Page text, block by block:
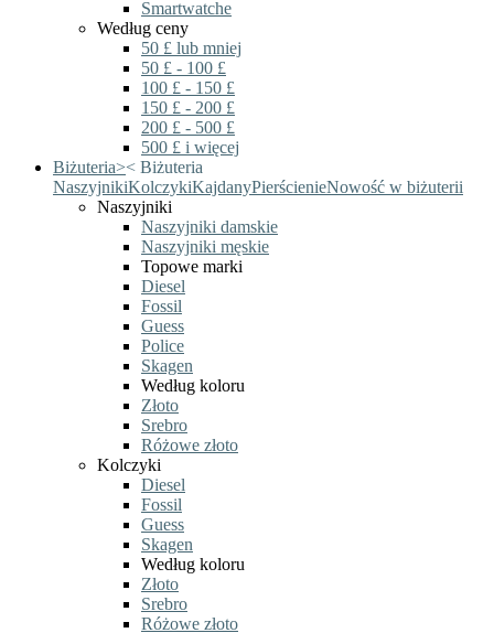
Smartwatche
Według ceny
50 £ lub mniej
50 £ - 100 £
100 £ - 150 £
150 £ - 200 £
200 £ - 500 £
500 £ i więcej
Biżuteria>< Biżuteria
NaszyjnikiKolczykiKajdanyPierścienieNowość w biżuterii
Naszyjniki
Naszyjniki damskie
Naszyjniki męskie
Topowe marki
Diesel
Fossil
Guess
Police
Skagen
Według koloru
Złoto
Srebro
Różowe złoto
Kolczyki
Diesel
Fossil
Guess
Skagen
Według koloru
Złoto
Srebro
Różowe złoto